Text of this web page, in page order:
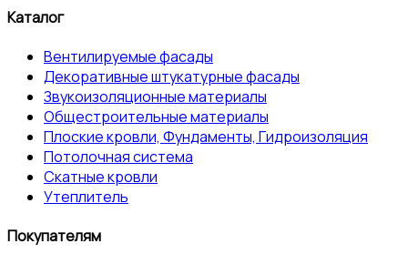
Каталог
Вентилируемые фасады
Декоративные штукатурные фасады
Звукоизоляционные материалы
Общестроительные материалы
Плоские кровли, Фундаменты, Гидроизоляция
Потолочная система
Скатные кровли
Утеплитель
Покупателям